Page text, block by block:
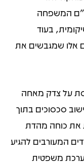
המשפחה
בעוד
אלו שמגבשים את
על צדק מאחה
סכסוכים בתוך
את כוחה מהדת
המעורבים להגיע
משפטית